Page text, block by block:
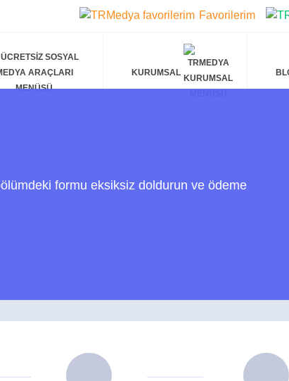
Favorilerim
KURUMSAL
formu eksiksiz doldurun ve ödeme